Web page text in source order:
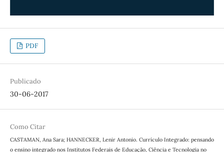
PDF
Publicado
30-06-2017
Como Citar
CASTAMAN, Ana Sara; HANNECKER, Lenir Antonio. Currículo Integrado: pensando
o ensino integrado nos Institutos Federais de Educação, Ciência e Tecnologia no